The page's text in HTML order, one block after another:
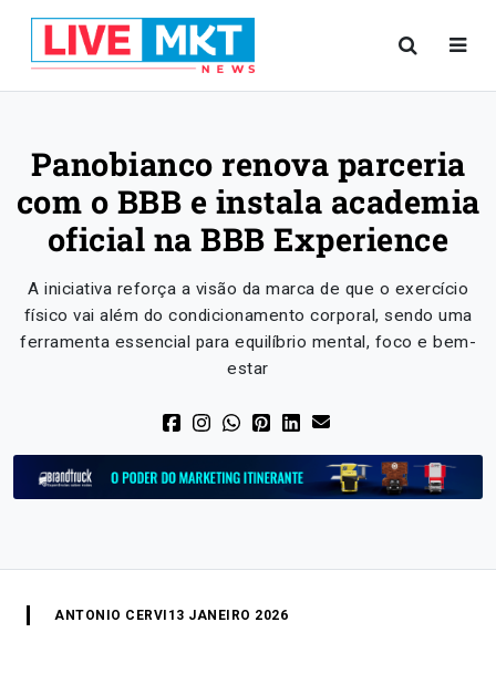
Panobianco renova parceria
com o BBB e instala academia
oficial na BBB Experience
A iniciativa reforça a visão da marca de que o exercício
físico vai além do condicionamento corporal, sendo uma
ferramenta essencial para equilíbrio mental, foco e bem-
estar
ANTONIO CERVI 13 JANEIRO 2026